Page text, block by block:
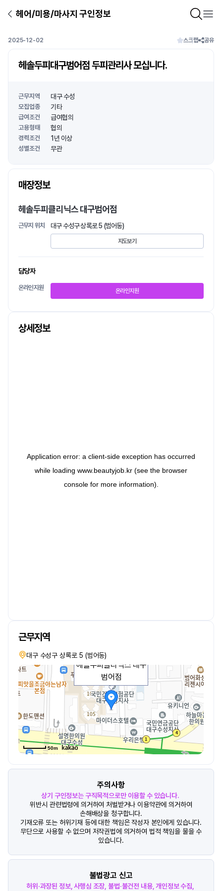
헤어/미용/마사지 구인정보
2025-12-02 스크랩 공유
헤솔두피대구범어점 두피관리사 모십니다.
근무지역 대구 수성
모집업종 기타
급여조건 급여협의
고용형태 협의
경력조건 1년 이상
성별조건 무관
매장정보
헤솔두피클리닉스 대구범어점
근무지 위치 대구 수성구 상록로 5 (범어동)
지도보기
담당자
온라인지원 온라인지원
상세정보
근무지역
대구 수성구 상록로 5 (범어동)
헤솔두피클리닉스 대구
범어점
50m
주의사항
상기 구인정보는 구직목적으로만 이용할 수 있습니다.
위반시 관련법령에 의거하여 처벌받거나 이용약관에 의거하여
손해배상을 청구합니다.
기재오류 또는 허위기재 등에 대한 책임은 작성자 본인에게 있습니다.
무단으로 사용할 수 없으며 저작권법에 의거하여 법적 책임을 물을 수
있습니다.
불법광고 신고
허위·과장된 정보, 사행심 조장, 불법·불건전 내용, 개인정보 수집,